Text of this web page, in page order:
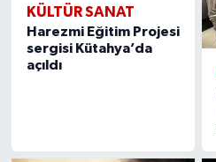
KÜLTÜR SANAT
Harezmi Eğitim Projesi
sergisi Kütahya’da
açıldı